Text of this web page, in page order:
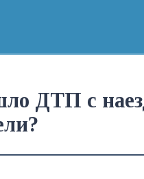
ДТП с